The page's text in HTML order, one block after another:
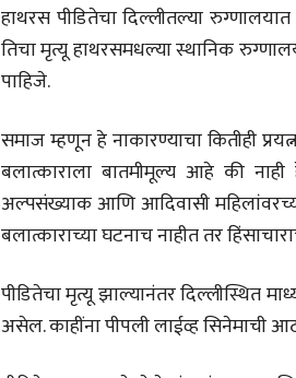
हाथरस पीडितेचा दिल्लीतल्या रुग्णालयात
तिचा मृत्यू हाथरसमधल्या स्थानिक
पाहिजे.
समाज म्हणून हे नाकारण्याचा कितीही
बलात्काराला बातमीमूल्य आहे की
अल्पसंख्याक आणि आदिवासी
बलात्काराच्या घटनाच नाहीत तर
पीडितेचा मृत्यू झाल्यानंतर दिल्लीस्थित
असेल. काहींना पीपली लाईव्ह सिनेमाची